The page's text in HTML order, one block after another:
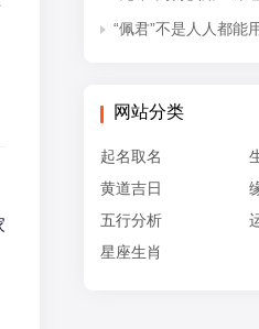
“佩君”不是人人都能用！命理师揭秘
网站分类
起名取名
黄道吉日
五行分析
星座生肖